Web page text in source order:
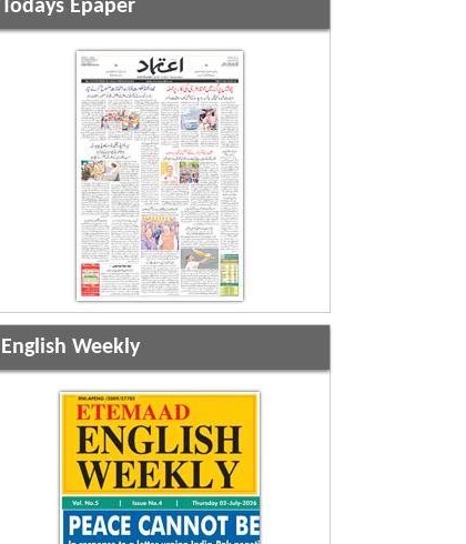
Todays Epaper
English Weekly